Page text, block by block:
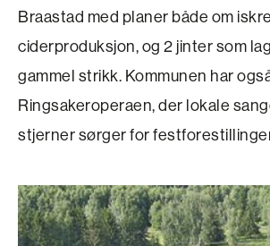
Braastad med planer både om
ciderproduksjon, og 2 jinter som
gammel strikk. Kommunen har
Ringsaker­operaen, der lokale
stjerner sørger for